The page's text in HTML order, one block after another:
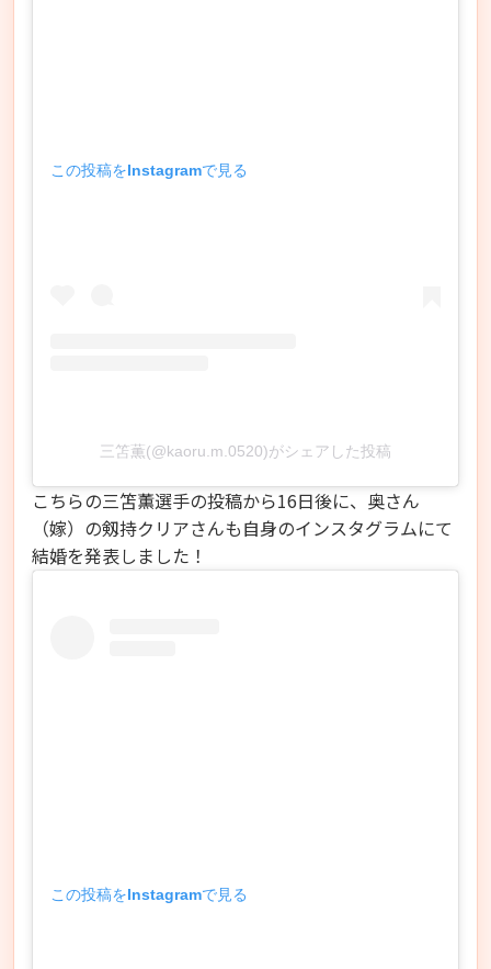
この投稿をInstagramで見る
三笘薫(@kaoru.m.0520)がシェアした投稿
こちらの三笘薫選手の投稿から16日後に、奥さん
（嫁）の剱持クリアさんも自身のインスタグラムにて
結婚を発表しました！
この投稿をInstagramで見る